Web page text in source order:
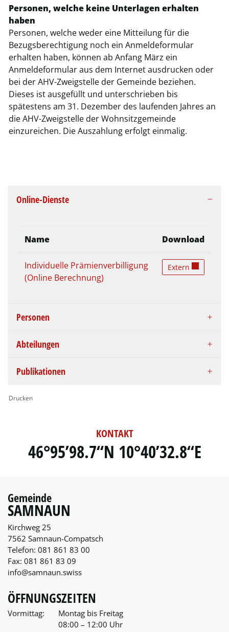
Personen, welche keine Unterlagen erhalten
haben
Personen, welche weder eine Mitteilung für die
Bezugsberechtigung noch ein Anmeldeformular
erhalten haben, können ab Anfang März ein
Anmeldeformular aus dem Internet ausdrucken oder
bei der AHV-Zweigstelle der Gemeinde beziehen.
Dieses ist ausgefüllt und unterschrieben bis
spätestens am 31. Dezember des laufenden Jahres an
die AHV-Zweigstelle der Wohnsitzgemeinde
einzureichen. Die Auszahlung erfolgt einmalig.
Online-Dienste
Name Download
Individuelle Prämienverbilligung
(Online Berechnung)
Individuelle
Extern
Personen
Abteilungen
Publikationen
Drucken
46°95’98.7“N 10°40’32.8“E
KONTAKT
Gemeinde
SAMNAUN
Kirchweg 25
7562 Samnaun-Compatsch
Telefon: 081 861 83 00
Fax: 081 861 83 09
info@samnaun.swiss
ÖFFNUNGSZEITEN
Vormittag:
Montag bis Freitag
08:00 – 12:00 Uhr